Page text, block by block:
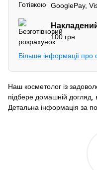
GooglePay,
100 грн
Більше інформації про
Наш косметолог із
підбере домашній догляд,
Детальна інформація за